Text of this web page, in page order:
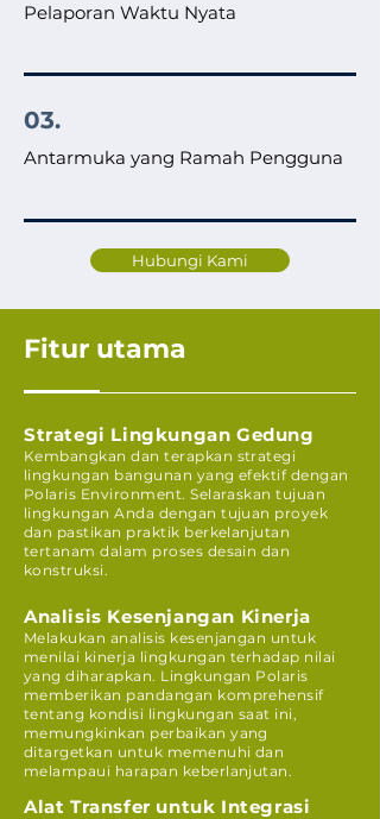
Pelaporan Waktu Nyata
03.
Antarmuka yang Ramah Pengguna
Hubungi Kami
Fitur utama
Strategi Lingkungan Gedung
Kembangkan dan terapkan strategi
lingkungan bangunan yang efektif dengan
Polaris Environment. Selaraskan tujuan
lingkungan Anda dengan tujuan proyek
dan pastikan praktik berkelanjutan
tertanam dalam proses desain dan
konstruksi.
Analisis Kesenjangan Kinerja
Melakukan analisis kesenjangan untuk
menilai kinerja lingkungan terhadap nilai
yang diharapkan. Lingkungan Polaris
memberikan pandangan komprehensif
tentang kondisi lingkungan saat ini,
memungkinkan perbaikan yang
ditargetkan untuk memenuhi dan
melampaui harapan keberlanjutan.
Alat Transfer untuk Integrasi